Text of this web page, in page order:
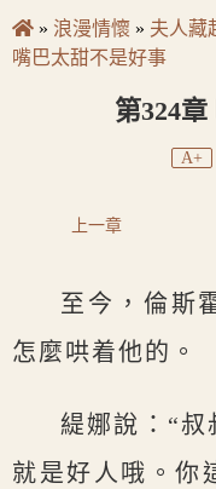
» 浪漫情懷 » 夫人藏
嘴巴太甜不是好事
第324
A+
上一章
至今，倫斯
怎麼哄着他的。
緹娜說：“叔
就是好人哦。你